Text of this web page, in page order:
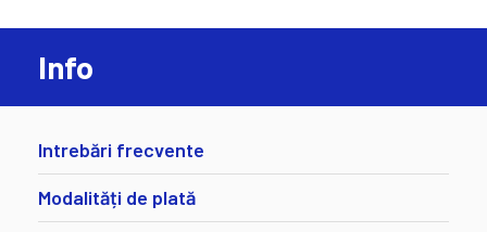
Info
Intrebări frecvente
Modalități de plată